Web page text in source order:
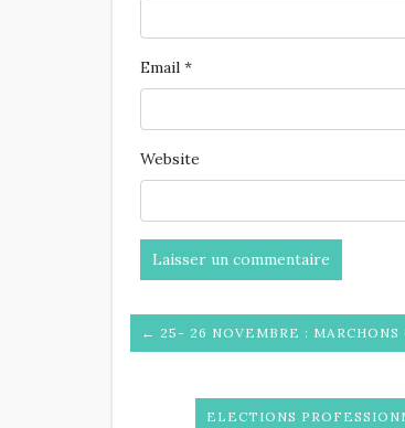
Email *
Website
← 25- 26 NOVEMBRE :
ELECTIONS